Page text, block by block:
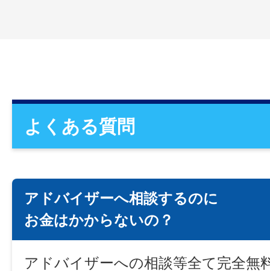
よくある質問
アドバイザーへ相談するのに
お金はかからないの？
アドバイザーへの相談等全て完全無